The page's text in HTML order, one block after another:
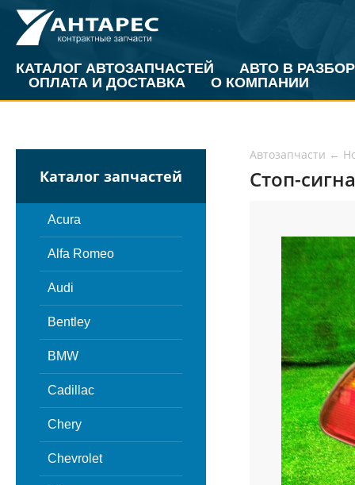
КАТАЛОГ АВТОЗАПЧАСТЕЙ
АВТО В РАЗБОР
ОПЛАТА И ДОСТАВКА
О КОМПАНИИ
Каталог запчастей
Acura
Alfa Romeo
Audi
Bentley
BMW
Cadillac
Chery
Chevrolet
Автозапчасти ←
Стоп-